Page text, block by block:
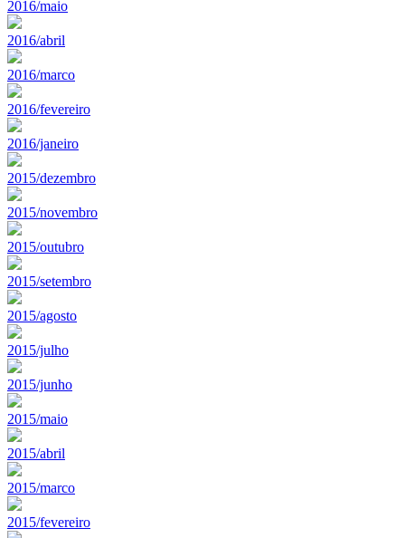
2016/maio
2016/abril
2016/marco
2016/fevereiro
2016/janeiro
2015/dezembro
2015/novembro
2015/outubro
2015/setembro
2015/agosto
2015/julho
2015/junho
2015/maio
2015/abril
2015/marco
2015/fevereiro